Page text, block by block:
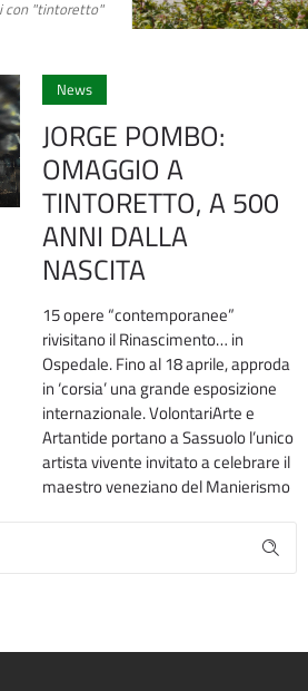
con "tintoretto"
News
JORGE POMBO:
OMAGGIO A
TINTORETTO, A 500
ANNI DALLA
NASCITA
15 opere “contemporanee”
rivisitano il Rinascimento… in
Ospedale. Fino al 18 aprile, approda
in ‘corsia’ una grande esposizione
internazionale. VolontariArte e
Artantide portano a Sassuolo l’unico
artista vivente invitato a celebrare il
maestro veneziano del Manierismo